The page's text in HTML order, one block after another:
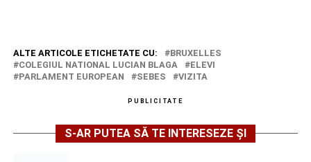
ALTE ARTICOLE ETICHETATE CU:
BRUXELLES
COLEGIUL NATIONAL LUCIAN BLAGA
ELEVI
PARLAMENT EUROPEAN
SEBES VIZITA
PUBLICITATE
S-AR PUTEA SĂ TE INTERESEZE ȘI